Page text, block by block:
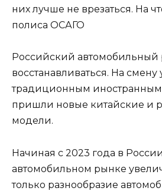
них лучше не врезаться. На
полиса ОСАГО
Российский автомобильный
восстанавливаться. На
традиционным
пришли новые китайские и
модели.
Начиная с 2023 года в
автомобильном рынке
только разнообразие